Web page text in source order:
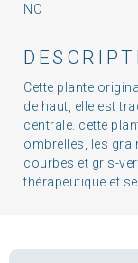
NC
Cette plante
de haut, elle est
centrale. cette
ombrelles, les
courbes et gris-
thérapeutique et